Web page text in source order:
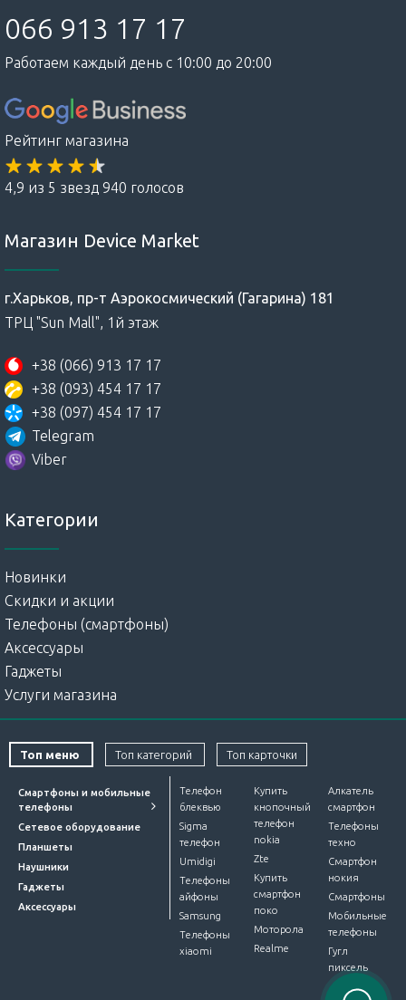
066 913 17 17
Работаем каждый день с 10:00 до 20:00
Рейтинг магазина
4,9 из 5 звезд 940 голосов
Магазин Device Market
г.Харьков, пр-т Аэрокосмический (Гагарина) 181
ТРЦ "Sun Mall", 1й этаж
+38 (066) 913 17 17
+38 (093) 454 17 17
+38 (097) 454 17 17
Telegram
Viber
Категории
Новинки
Скидки и акции
Телефоны (смартфоны)
Аксессуары
Гаджеты
Услуги магазина
Топ меню Топ категорий Топ карточки
Смартфоны и мобильные
телефоны
Сетевое оборудование
Планшеты
Наушники
Гаджеты
Аксессуары
Телефон
блеквью
Sigma
телефон
Umidigi
Телефоны
айфоны
Samsung
Телефоны
xiaomi
Купить
кнопочный
телефон
nokia
Zte
Купить
смартфон
поко
Моторола
Realme
Алкатель
смартфон
Телефоны
техно
Смартфон
нокия
Смартфоны
Мобильные
телефоны
Гугл
пиксель